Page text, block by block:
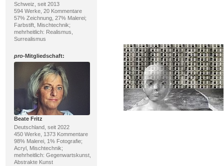
Schweiz, seit 2013
594 Werke, 20 Kommentare
57% Zeichnung, 27% Malerei;
Farbstift, Mischtechnik;
mehrheitlich: Realismus,
Surrealismus
pro-Mitgliedschaft:
Beate Fritz
Deutschland, seit 2022
450 Werke, 1373 Kommentare
98% Malerei, 1% Fotografie;
Acryl, Mischtechnik;
mehrheitlich: Gegenwartskunst,
Abstrakte Kunst